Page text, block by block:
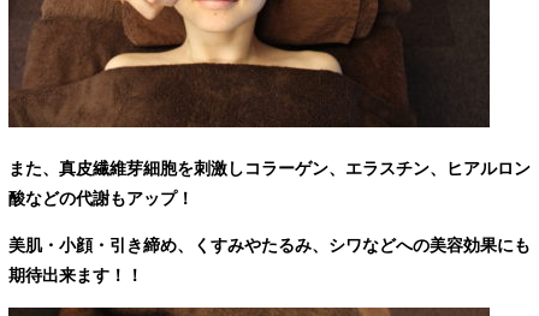
また、 真皮繊維芽細胞を刺激しコラーゲン、エラスチン、ヒアルロン
酸などの代謝もアップ！
美肌・小顔・引き締め、くすみやたるみ、シワなどへの美容効果にも
期待出来ます！！